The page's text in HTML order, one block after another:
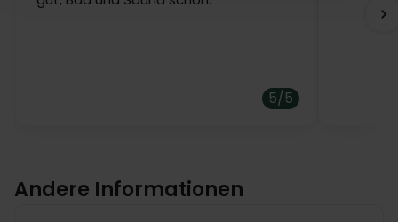
5/5
Andere Informationen